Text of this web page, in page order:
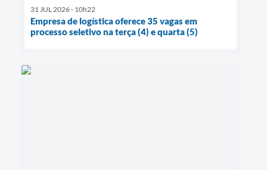
31 JUL 2026 - 10h22
Empresa de logística oferece 35 vagas em
processo seletivo na terça (4) e quarta (5)